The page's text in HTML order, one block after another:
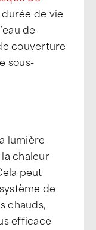
de vie
de
couverture
sous-
lumière
chaleur
peut
de
chauds,
efficace